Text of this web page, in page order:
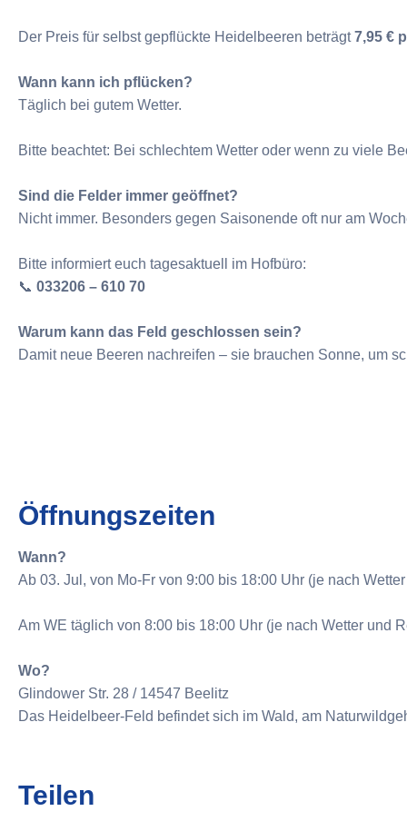
Der Preis für selbst gepflückte Heidelbeeren beträgt7,95 €
Wann kann ich pflücken?
Täglich bei gutem Wetter.
Bitte beachtet: Bei schlechtem Wetter oder wenn zu viele
Sind die Felder immer geöffnet?
Nicht immer. Besonders gegen Saisonende oft nur am
Bitte informiert euch tagesaktuell im Hofbüro:
📞 033206 – 610 70
Warum kann das Feld geschlossen sein?
Damit neue Beeren nachreifen – sie brauchen Sonne, um
Öffnungszeiten
Wann?
Ab 03. Jul, von Mo-Fr von 9:00 bis 18:00 Uhr (je nach
Am WE täglich von 8:00 bis 18:00 Uhr (je nach Wetter und
Wo?
Glindower Str. 28 / 14547 Beelitz
Das Heidelbeer-Feld befindet sich im Wald, am
Teilen